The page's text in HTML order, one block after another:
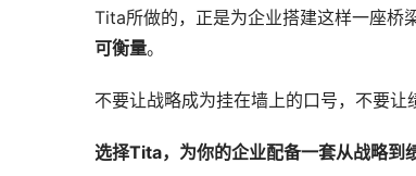
Tita所做的，正是为企业搭建这样一座桥
可衡量。
不要让战略成为挂在墙上的口号，不要让
选择Tita，为你的企业配备一套从战略到